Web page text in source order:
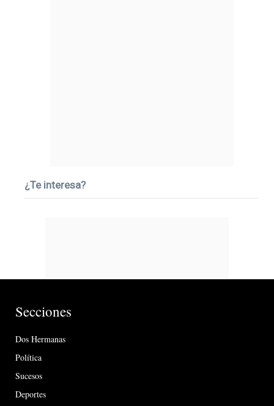
¿Te interesa?
Secciones
Dos Hermanas
Política
Sucesos
Deportes